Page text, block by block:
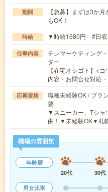
期間
【急募】まずは3か
もOK！
時給 ▼時給1680円 #日収
仕事内容
テレマーケティング
ター
【在宅オシゴト】<
内容・お問合せ対応
応募資格
職種未経験OK / ブラ
要
▼スニーカー、Tシャ
由！▼未経験OK▼札
職場の雰囲気
年齢層
20代
30代
男女比率